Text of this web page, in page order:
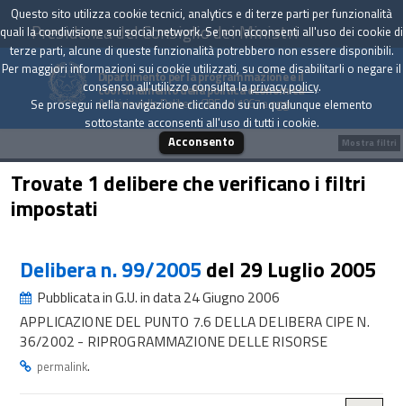
Presidenza del Consiglio dei Ministri
Dipartimento per la programmazione e il
coordinamento della politica economica
Archivio delle Delibere CIPE dal 1967 a oggi
Trovate 1 delibere che verificano i filtri
impostati
Delibera n. 99/2005 del 29 Luglio 2005
Pubblicata in G.U. in data 24 Giugno 2006
APPLICAZIONE DEL PUNTO 7.6 DELLA DELIBERA CIPE N.
36/2002 - RIPROGRAMMAZIONE DELLE RISORSE
permalink.
Mostra filtri
Questo sito utilizza cookie tecnici, analytics e di terze parti per funzionalità
quali la condivisione sui social network. Se non acconsenti all'uso dei cookie di
terze parti, alcune di queste funzionalità potrebbero non essere disponibili.
Per maggiori informazioni sui cookie utilizzati, su come disabilitarli o negare il
consenso all'utilizzo consulta laprivacy policy.
Se prosegui nella navigazione cliccando su un qualunque elemento
sottostante acconsenti all'uso di tutti i cookie.
Acconsento